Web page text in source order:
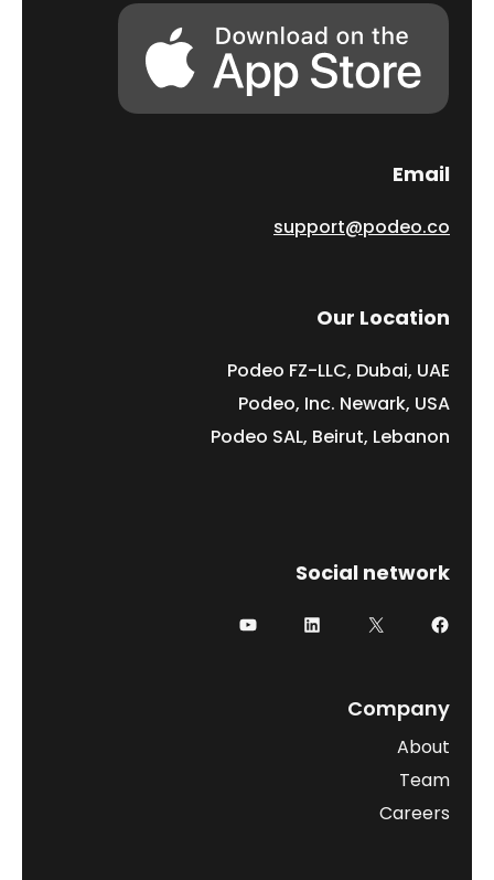
Email
support@podeo.co
Our Location
Podeo FZ-LLC, Dubai, UAE
Podeo, Inc. Newark, USA
Podeo SAL, Beirut, Lebanon
Social network
فيسبوك
إكس لينكد إن يوتيوب
Company
About
Team
Careers